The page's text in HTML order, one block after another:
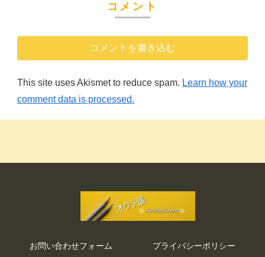
コメント
コメントを書き込む
This site uses Akismet to reduce spam. Learn how your
comment data is processed.
お問い合わせフォーム プライバシーポリシー